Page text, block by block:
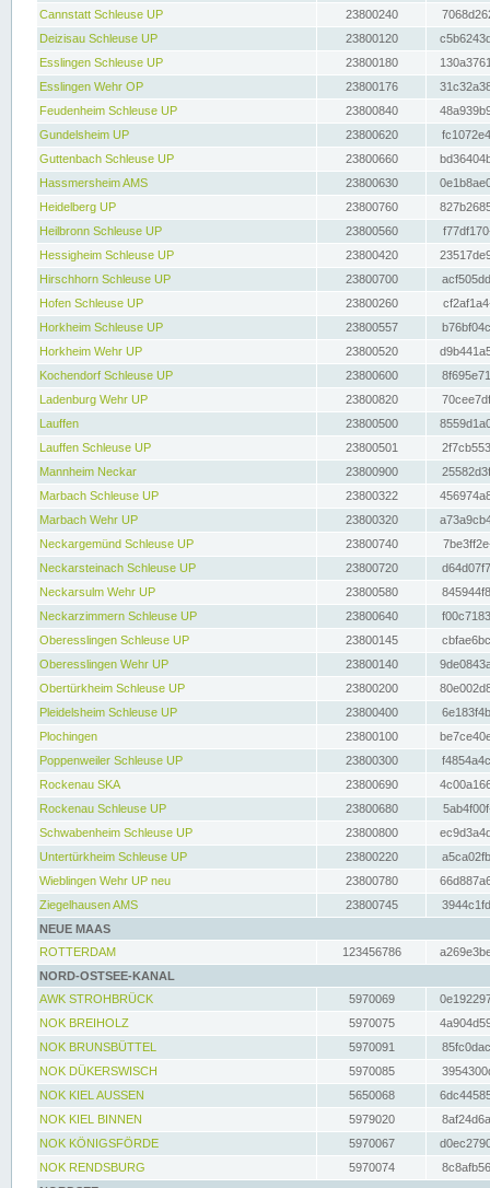
Cannstatt Schleuse UP
23800240
Deizisau Schleuse UP
23800120
Esslingen Schleuse UP
23800180
Esslingen Wehr OP
23800176
Feudenheim Schleuse UP
23800840
Gundelsheim UP
23800620
Guttenbach Schleuse UP
23800660
Hassmersheim AMS
23800630
Heidelberg UP
23800760
Heilbronn Schleuse UP
23800560
Hessigheim Schleuse UP
23800420
Hirschhorn Schleuse UP
23800700
Hofen Schleuse UP
23800260
Horkheim Schleuse UP
23800557
Horkheim Wehr UP
23800520
Kochendorf Schleuse UP
23800600
Ladenburg Wehr UP
23800820
Lauffen
23800500
Lauffen Schleuse UP
23800501
Mannheim Neckar
23800900
Marbach Schleuse UP
23800322
Marbach Wehr UP
23800320
Neckargemünd Schleuse UP
23800740
Neckarsteinach Schleuse UP
23800720
Neckarsulm Wehr UP
23800580
Neckarzimmern Schleuse UP
23800640
Oberesslingen Schleuse UP
23800145
Oberesslingen Wehr UP
23800140
Obertürkheim Schleuse UP
23800200
Pleidelsheim Schleuse UP
23800400
Plochingen
23800100
Poppenweiler Schleuse UP
23800300
Rockenau SKA
23800690
Rockenau Schleuse UP
23800680
Schwabenheim Schleuse UP
23800800
Untertürkheim Schleuse UP
23800220
Wieblingen Wehr UP neu
23800780
Ziegelhausen AMS
23800745
NEUE MAAS
ROTTERDAM
123456786
NORD-OSTSEE-KANAL
AWK STROHBRÜCK
5970069
NOK BREIHOLZ
5970075
NOK BRUNSBÜTTEL
5970091
NOK DÜKERSWISCH
5970085
NOK KIEL AUSSEN
5650068
NOK KIEL BINNEN
5979020
NOK KÖNIGSFÖRDE
5970067
NOK RENDSBURG
5970074